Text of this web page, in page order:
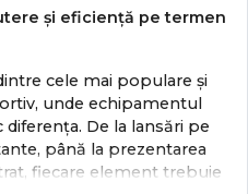
și eficiență pe termen
cele mai populare și
unde echipamentul
diferența. De la lansări pe
până la prezentarea
fiecare element trebuie